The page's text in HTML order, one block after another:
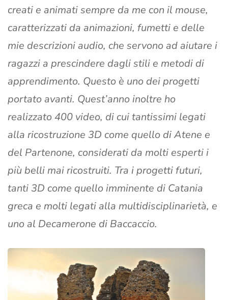
creati e animati sempre da me con il mouse,
caratterizzati da animazioni, fumetti e delle
mie descrizioni audio, che servono ad aiutare i
ragazzi a prescindere dagli stili e metodi di
apprendimento. Questo è uno dei progetti
portato avanti. Quest’anno inoltre ho
realizzato 400 video, di cui tantissimi legati
alla ricostruzione 3D come quello di Atene e
del Partenone, considerati da molti esperti i
più belli mai ricostruiti. Tra i progetti futuri,
tanti 3D come quello imminente di Catania
greca e molti legati alla multidisciplinarietà, e
uno al Decamerone di Baccaccio.